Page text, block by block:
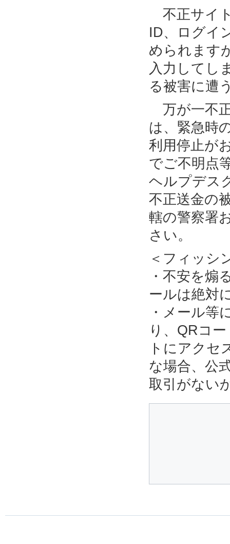
不正サイ
ID、ログイ
められます
入力してし
る被害に遭
万が一不
は、緊急時
利用停止が
でご不明点
ヘルプデス
不正送金の
轄の警察署
さい。
＜フィッシ
・不安を煽
ールは絶対
・メール等
り、QRコ
トにアクセ
な場合、公
取引がない